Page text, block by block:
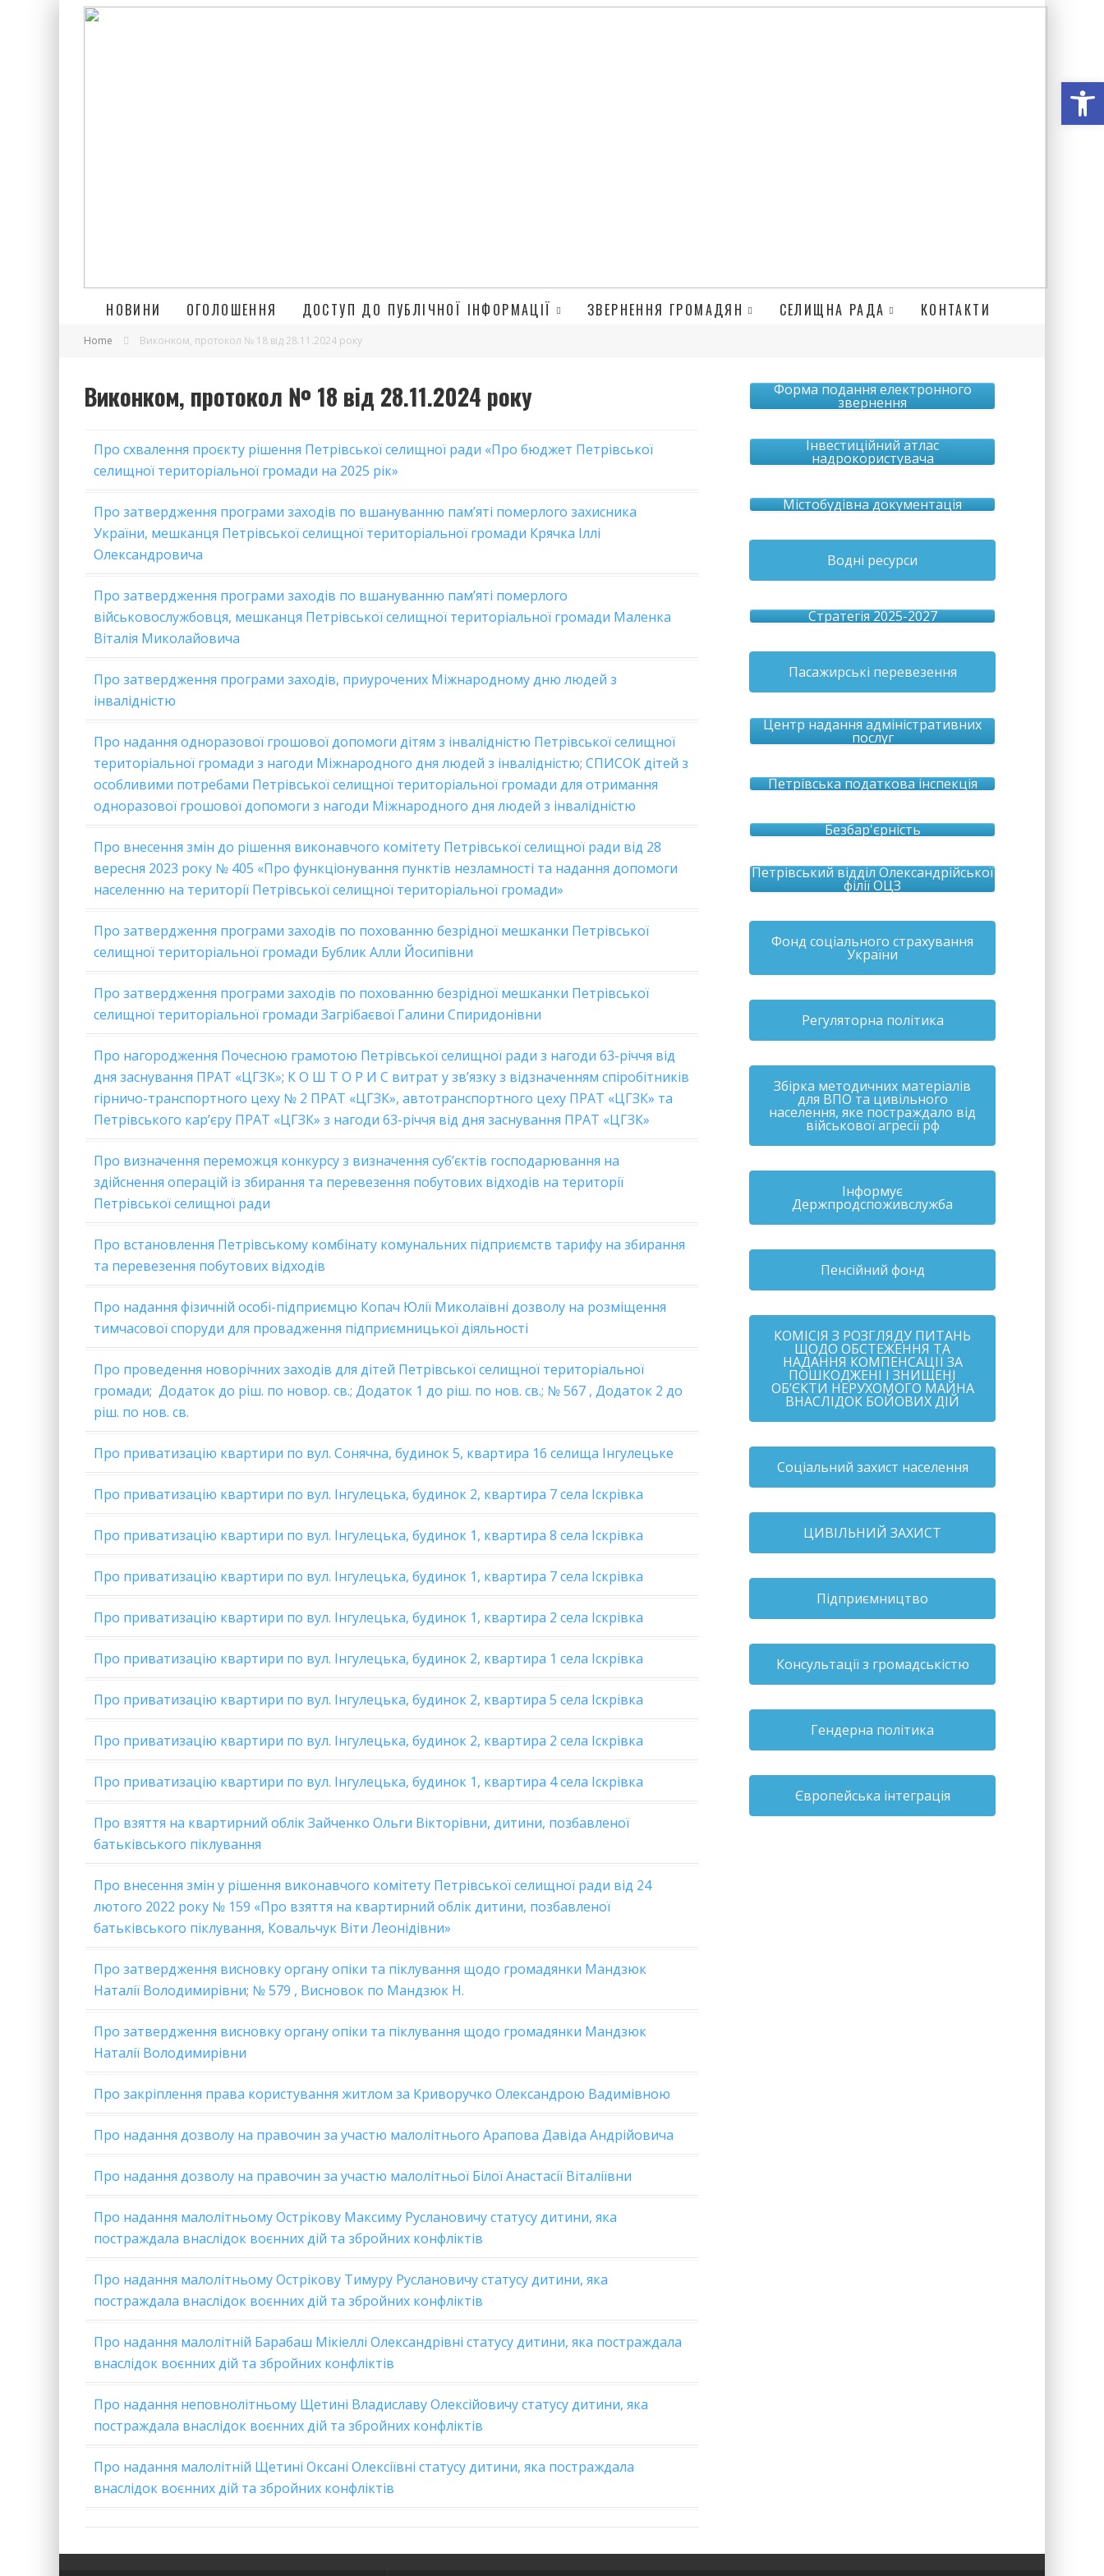
НОВИНИ ОГОЛОШЕННЯ ДОСТУП ДО ПУБЛІЧНОЇ ІНФОРМАЦІЇ ЗВЕРНЕННЯ ГРОМАДЯН СЕЛИЩНА РАДА КОНТАКТИ
Home Виконком, протокол № 18 від 28.11.2024 року
Виконком, протокол № 18 від 28.11.2024 року
Про схвалення проєкту рішення Петрівської селищної ради «Про бюджет Петрівської
селищної територіальної громади на 2025 рік»
Про затвердження програми заходів по вшануванню пам’яті померлого захисника
України, мешканця Петрівської селищної територіальної громади Крячка Іллі
Олександровича
Про затвердження програми заходів по вшануванню пам’яті померлого
військовослужбовця, мешканця Петрівської селищної територіальної громади Маленка
Віталія Миколайовича
Про затвердження програми заходів, приурочених Міжнародному дню людей з
інвалідністю
Про надання одноразової грошової допомоги дітям з інвалідністю Петрівської селищної
територіальної громади з нагоди Міжнародного дня людей з інвалідністю; СПИСОК дітей з
особливими потребами Петрівської селищної територіальної громади для отримання
одноразової грошової допомоги з нагоди Міжнародного дня людей з інвалідністю
Про внесення змін до рішення виконавчого комітету Петрівської селищної ради від 28
вересня 2023 року № 405 «Про функціонування пунктів незламності та надання допомоги
населенню на території Петрівської селищної територіальної громади»
Про затвердження програми заходів по похованню безрідної мешканки Петрівської
селищної територіальної громади Бублик Алли Йосипівни
Про затвердження програми заходів по похованню безрідної мешканки Петрівської
селищної територіальної громади Загрібаєвої Галини Спиридонівни
Про нагородження Почесною грамотою Петрівської селищної ради з нагоди 63-річчя від
дня заснування ПРАТ «ЦГЗК»; К О Ш Т О Р И С витрат у зв’язку з відзначенням спіробітників
гірничо-транспортного цеху № 2 ПРАТ «ЦГЗК», автотранспортного цеху ПРАТ «ЦГЗК» та
Петрівського кар’єру ПРАТ «ЦГЗК» з нагоди 63-річчя від дня заснування ПРАТ «ЦГЗК»
Про визначення переможця конкурсу з визначення суб’єктів господарювання на
здійснення операцій із збирання та перевезення побутових відходів на території
Петрівської селищної ради
Про встановлення Петрівському комбінату комунальних підприємств тарифу на збирання
та перевезення побутових відходів
Про надання фізичній особі-підприємцю Копач Юлії Миколаївні дозволу на розміщення
тимчасової споруди для провадження підприємницької діяльності
Про проведення новорічних заходів для дітей Петрівської селищної територіальної
громади; Додаток до ріш. по новор. св.; Додаток 1 до ріш. по нов. св.; № 567 , Додаток 2 до
ріш. по нов. св.
Про приватизацію квартири по вул. Сонячна, будинок 5, квартира 16 селища Інгулецьке
Про приватизацію квартири по вул. Інгулецька, будинок 2, квартира 7 села Іскрівка
Про приватизацію квартири по вул. Інгулецька, будинок 1, квартира 8 села Іскрівка
Про приватизацію квартири по вул. Інгулецька, будинок 1, квартира 7 села Іскрівка
Про приватизацію квартири по вул. Інгулецька, будинок 1, квартира 2 села Іскрівка
Про приватизацію квартири по вул. Інгулецька, будинок 2, квартира 1 села Іскрівка
Про приватизацію квартири по вул. Інгулецька, будинок 2, квартира 5 села Іскрівка
Про приватизацію квартири по вул. Інгулецька, будинок 2, квартира 2 села Іскрівка
Про приватизацію квартири по вул. Інгулецька, будинок 1, квартира 4 села Іскрівка
Про взяття на квартирний облік Зайченко Ольги Вікторівни, дитини, позбавленої
батьківського піклування
Про внесення змін у рішення виконавчого комітету Петрівської селищної ради від 24
лютого 2022 року № 159 «Про взяття на квартирний облік дитини, позбавленої
батьківського піклування, Ковальчук Віти Леонідівни»
Про затвердження висновку органу опіки та піклування щодо громадянки Мандзюк
Наталії Володимирівни; № 579 , Висновок по Мандзюк Н.
Про затвердження висновку органу опіки та піклування щодо громадянки Мандзюк
Наталії Володимирівни
Про закріплення права користування житлом за Криворучко Олександрою Вадимівною
Про надання дозволу на правочин за участю малолітнього Арапова Давіда Андрійовича
Про надання дозволу на правочин за участю малолітньої Білої Анастасії Віталіївни
Про надання малолітньому Острікову Максиму Руслановичу статусу дитини, яка
постраждала внаслідок воєнних дій та збройних конфліктів
Про надання малолітньому Острікову Тимуру Руслановичу статусу дитини, яка
постраждала внаслідок воєнних дій та збройних конфліктів
Про надання малолітній Барабаш Мікіеллі Олександрівні статусу дитини, яка постраждала
внаслідок воєнних дій та збройних конфліктів
Про надання неповнолітньому Щетині Владиславу Олексійовичу статусу дитини, яка
постраждала внаслідок воєнних дій та збройних конфліктів
Про надання малолітній Щетині Оксані Олексіївні статусу дитини, яка постраждала
внаслідок воєнних дій та збройних конфліктів
Форма подання електронного
звернення
Інвестиційний атлас
надрокористувача
Містобудівна документація
Водні ресурси
Стратегія 2025-2027
Пасажирські перевезення
Центр надання адміністративних
послуг
Петрівська податкова інспекція
Безбар'єрність
Петрівський відділ Олександрійської
філії ОЦЗ
Фонд соціального страхування
України
Регуляторна політика
Збірка методичних матеріалів
для ВПО та цивільного
населення, яке постраждало від
військової агресії рф
Інформує
Держпродспоживслужба
Пенсійний фонд
КОМІСІЯ З РОЗГЛЯДУ ПИТАНЬ
ЩОДО ОБСТЕЖЕННЯ ТА
НАДАННЯ КОМПЕНСАЦІЇ ЗА
ПОШКОДЖЕНІ І ЗНИЩЕНІ
ОБ’ЄКТИ НЕРУХОМОГО МАЙНА
ВНАСЛІДОК БОЙОВИХ ДІЙ
Соціальний захист населення
ЦИВІЛЬНИЙ ЗАХИСТ
Підприємництво
Консультації з громадськістю
Гендерна політика
Європейська інтеграція